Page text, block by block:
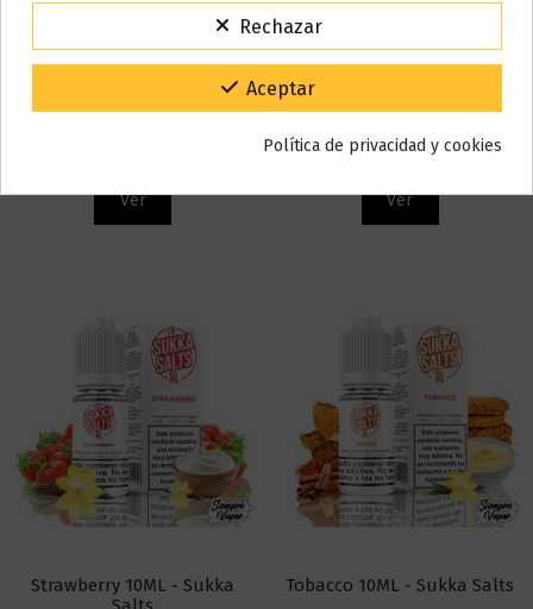
Producto disponible con otras opciones
Ver
Fuera de stock
Don Juan Reserve Salts 10ML
6,77 €
Ver
Strawberry 10ML - Sukka
Tobacco 10ML - Sukka Salts
Para agradecerte la espera durante estos días.
Código:VACACIONES15
Gracias por tu paciencia y por seguir confiando en nosotros.
Rechazar
Aceptar
Política de privacidad y cookies